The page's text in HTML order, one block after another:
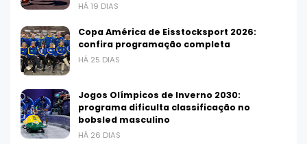
HÁ 19 DIAS
Copa América de Eisstocksport 2026:
confira programação completa
HÁ 25 DIAS
Jogos Olímpicos de Inverno 2030:
programa dificulta classificação no
bobsled masculino
HÁ 26 DIAS